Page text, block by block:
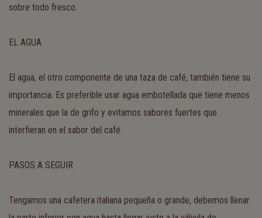
sobre todo fresco.
EL AGUA
El agua, el otro componente de una taza de café, también tiene su
importancia. Es preferible usar agua embotellada que tiene menos
minerales que la de grifo y evitamos sabores fuertes que
interfieran en el sabor del café.
PASOS A SEGUIR
Tengamos una cafetera italiana pequeña o grande, debemos llenar